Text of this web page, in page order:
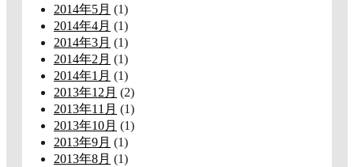
2014年5月 (1)
2014年4月 (1)
2014年3月 (1)
2014年2月 (1)
2014年1月 (1)
2013年12月 (2)
2013年11月 (1)
2013年10月 (1)
2013年9月 (1)
2013年8月 (1)